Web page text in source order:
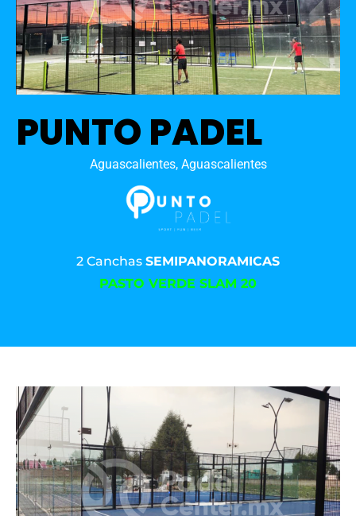
PUNTO PADEL
Aguascalientes, Aguascalientes
2 Canchas SEMIPANORAMICAS
PASTO VERDE SLAM 20